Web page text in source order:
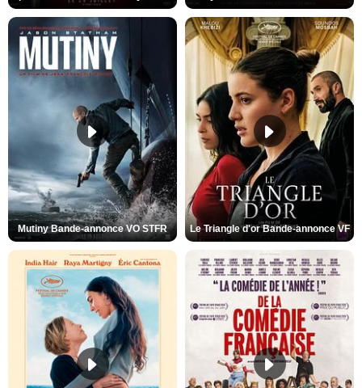
Mutiny Bande-annonce VO STFR Le Triangle d'or Bande-annonce VF